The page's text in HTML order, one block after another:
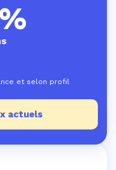
et selon profil
actuels